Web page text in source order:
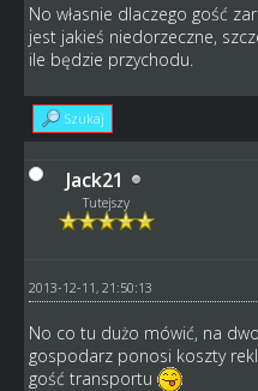
No własnie dlaczego gość
jest jakieś niedorzeczne,
ile będzie przychodu.
Szukaj
Jack21
Tutejszy
2013-12-11, 21:50:13
No co tu dużo mówić, na
gospodarz ponosi koszty
gość transportu